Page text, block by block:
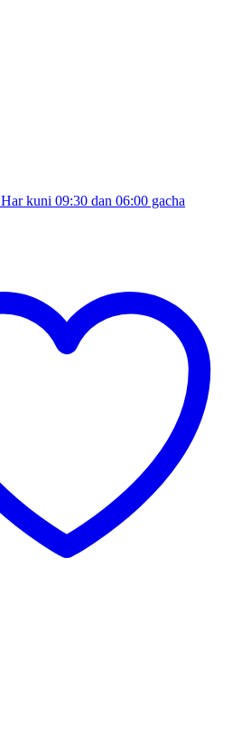
Har kuni 09:30 dan 06:00 gacha